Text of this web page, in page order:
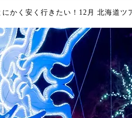
にかく安く行きたい！12月 北海道ツ